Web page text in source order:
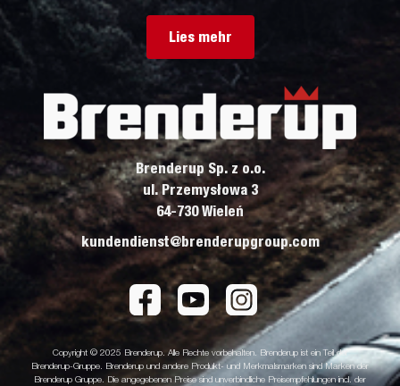
Lies mehr
Brenderup Sp. z o.o.
ul. Przemysłowa 3
64-730 Wieleń
kundendienst@brenderupgroup.com
Copyright © 2025 Brenderup. Alle Rechte vorbehalten. Brenderup ist ein Teil der
Brenderup-Gruppe. Brenderup und andere Produkt- und Merkmalsmarken sind Marken der
Brenderup Gruppe. Die angegebenen Preise sind unverbindliche Preisempfehlungen incl. der